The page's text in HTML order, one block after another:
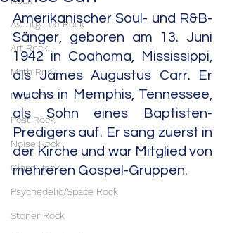
Avantgarde Rock
Art Rock
Math Rock
Prog Rock
Post Rock
Noise Rock
Glam Rock
Psychedelic/Space Rock
Stoner Rock
Amerikanischer Soul- und R&B-
Sänger, geboren am 13. Juni
1942 in Coahoma, Mississippi,
als James Augustus Carr. Er
wuchs in Memphis, Tennessee,
als Sohn eines Baptisten-
Predigers auf. Er sang zuerst in
der Kirche und war Mitglied von
mehreren Gospel-Gruppen.